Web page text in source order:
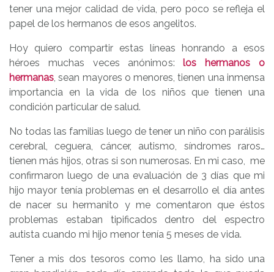
tener una mejor calidad de vida, pero poco se refleja el
papel de los hermanos de esos angelitos.
Hoy quiero compartir estas líneas honrando a esos
héroes muchas veces anónimos:los hermanos o
hermanas, sean mayores o menores, tienen una inmensa
importancia en la vida de los niños que tienen una
condición particular de salud.
No todas las familias luego de tener un niño con parálisis
cerebral, ceguera, cáncer, autismo, síndromes raros…
tienen más hijos, otras si son numerosas. En mi caso, me
confirmaron luego de una evaluación de 3 días que mi
hijo mayor tenía problemas en el desarrollo el día antes
de nacer su hermanito y me comentaron que éstos
problemas estaban tipificados dentro del espectro
autista cuando mi hijo menor tenía 5 meses de vida.
Tener a mis dos tesoros como les llamo, ha sido una